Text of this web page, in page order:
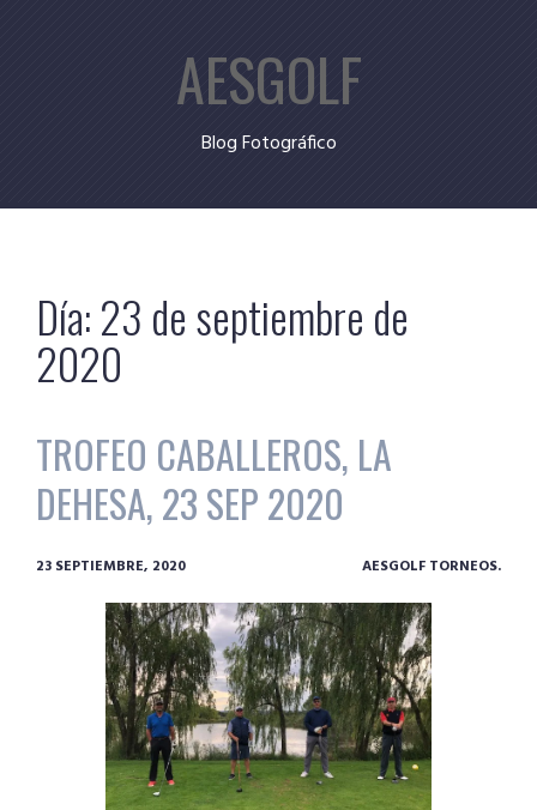
AESGOLF
Blog Fotográfico
Día:23 de septiembre de
2020
TROFEO CABALLEROS, LA
DEHESA, 23 SEP 2020
23 SEPTIEMBRE, 2020 AESGOLF TORNEOS.